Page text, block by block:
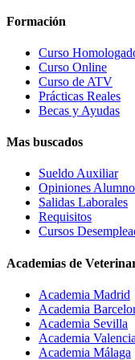
Formación
Curso
Curso Online
Curso de ATV
Prácticas Reales
Becas y Ayudas
Mas buscados
Sueldo Auxiliar
Opiniones
Salidas Laborales
Requisitos
Cursos
Academias de
Academia Madrid
Academia
Academia Sevilla
Academia Valencia
Academia Málaga